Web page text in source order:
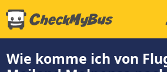
Wie komme ich von